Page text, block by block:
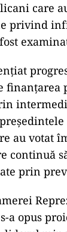
care
privind
finanţarea
au votat
continuă
prin
a opus